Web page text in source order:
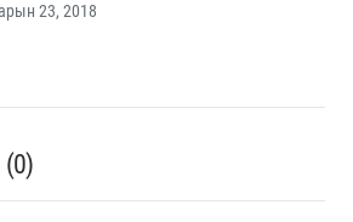
23, 2018
(0)